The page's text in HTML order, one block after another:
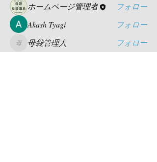
ホームページ管理者
フォロー
Akash Tyagi
フォロー
母袋管理人
母袋管理人
フォロー